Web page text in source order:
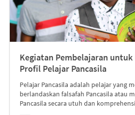
Kegiatan Pembelajaran
Profil Pelajar Pancasila
Pelajar Pancasila adalah pelajar yang
berlandaskan falsafah Pancasila atau
Pancasila secara utuh dan